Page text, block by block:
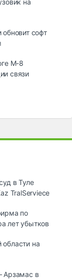
на
софт
М-8
связи
в Туле
TralServiece
по
лет убытков
на
Арзамас в